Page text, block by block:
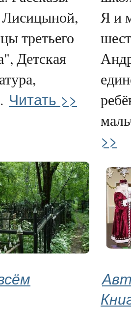
третьего
Детская
Читать >>
Я и
>>